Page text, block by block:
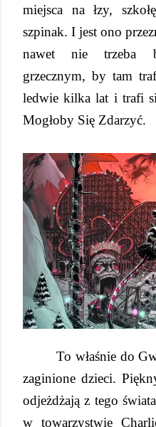
miejsca na łzy,
szpinak. I jest ono
nawet nie trzeba
grzecznym, by tam
ledwie kilka lat i trafi
Mogłoby Się Zdarzyć.
To właśnie do
zaginione dzieci.
odjeżdżają z tego
w towarzystwie